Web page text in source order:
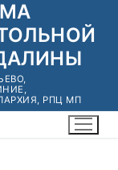
РПЦ МП